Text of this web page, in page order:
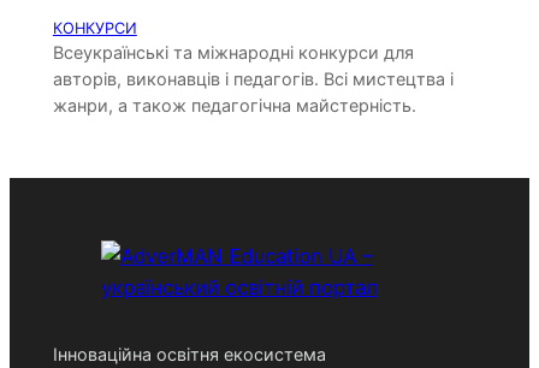
КОНКУРСИ
Всеукраїнські та міжнародні конкурси для
авторів, виконавців і педагогів. Всі мистецтва і
жанри, а також педагогічна майстерність.
Інноваційна освітня екосистема